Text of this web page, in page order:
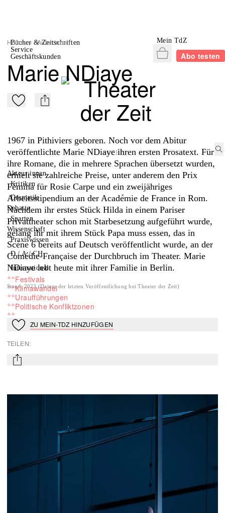
Bücher & Zeitschriften
Service
Geschäftskunden
Mein TdZ
Warenkorb
Abo testen
Akteur:innen
Kritiken
Dramatik
Debatte
Sparten
Wissenschaft
Praxiswissen
D / A / CH
International
++Festivals
++Klimawandel
++Uraufführungen
++Politische Konfliktzonen
++
Home > Autor:innen
Marie NDiaye
Zu Mein-TdZ hinzufügen
mail
1967 in Pithiviers geboren. Noch vor dem Abitur
veröffentlichte Marie NDiaye ihren ersten Prosatext. Für
ihre Romane, die in mehrere Sprachen übersetzt wurden,
erhielt sie zahlreiche Preise, unter anderem den Prix
Fémina für Rosie Carpe und ein zweijähriges
Arbeitsstipendium an der Académie de France in Rom.
Nachdem ihr erstes Stück Hilda in einem Pariser
Privattheater schon mit Starbesetzung aufgeführt wurde,
gelang ihr mit ihrem Stück Papa muss essen, das in
Scène 6 bereits auf Deutsch veröffentlicht wurde, an der
Comédie-Française der Durchbruch im Theater. Marie
NDiaye lebt heute mit ihrer Familie in Berlin.
Stand:2023(Datum der letzten Veröffentlichung bei Theater der Zeit)
Zu Mein-TdZ hinzufügen
ZU MEIN-TDZ HINZUFÜGEN
TEILEN:
mail